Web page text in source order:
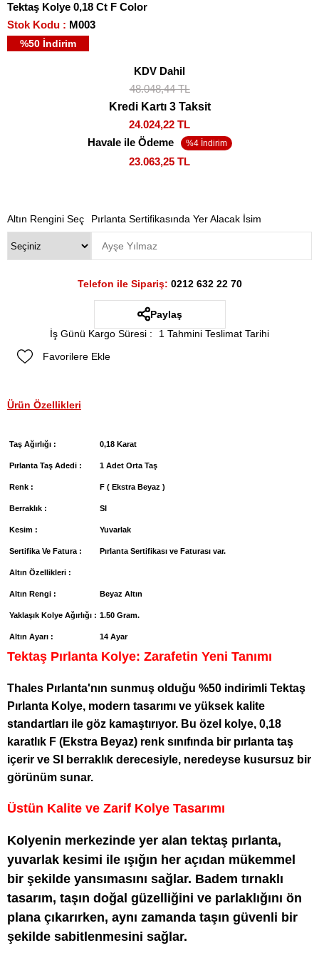
Tektaş Kolye 0,18 Ct F Color
Stok Kodu
M003
%50 İndirim
KDV Dahil
48.048,44 TL
Kredi Kartı 3 Taksit
24.024,22 TL
Havale ile Ödeme
23.063,25 TL
Altın Rengini Seç Pırlanta Sertifikasında Yer Alacak İsim
Telefon ile Sipariş: 0212 632 22 70
Paylaş
İş Günü Kargo Süresi :
1 Tahmini Teslimat Tarihi
Favorilere Ekle
Ürün Özellikleri
Taş Ağırlığı : 0,18 Karat
Pırlanta Taş Adedi : 1 Adet Orta Taş
Renk : F ( Ekstra Beyaz )
Berraklık : SI
Kesim : Yuvarlak
Sertifika Ve Fatura : Pırlanta Sertifikası ve Faturası var.
Altın Özellikleri :
Altın Rengi : Beyaz Altın
Yaklaşık Kolye Ağırlığı : 1.50 Gram.
Altın Ayarı : 14 Ayar
Tektaş Pırlanta Kolye: Zarafetin Yeni Tanımı
Thales Pırlanta'nın sunmuş olduğu %50 indirimli Tektaş
Pırlanta Kolye, modern tasarımı ve yüksek kalite
standartları ile göz kamaştırıyor. Bu özel kolye, 0,18
karatlık F (Ekstra Beyaz) renk sınıfında bir pırlanta taş
içerir ve SI berraklık derecesiyle, neredeyse kusursuz bir
görünüm sunar.
Üstün Kalite ve Zarif Kolye Tasarımı
Kolyenin merkezinde yer alan tektaş pırlanta,
yuvarlak kesimi ile ışığın her açıdan mükemmel
bir şekilde yansımasını sağlar. Badem tırnaklı
tasarım, taşın doğal güzelliğini ve parlaklığını ön
plana çıkarırken, aynı zamanda taşın güvenli bir
şekilde sabitlenmesini sağlar.